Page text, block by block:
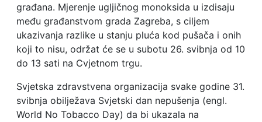
građana. Mjerenje ugljičnog monoksida u izdisaju
među građanstvom grada Zagreba, s ciljem
ukazivanja razlike u stanju pluća kod pušača i onih
koji to nisu, održat će se u subotu 26. svibnja od 10
do 13 sati na Cvjetnom trgu.
Svjetska zdravstvena organizacija svake godine 31.
svibnja obilježava Svjetski dan nepušenja (engl.
World No Tobacco Day) da bi ukazala na